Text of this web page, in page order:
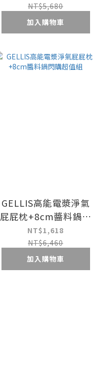
NT$5,680
加入購物車
GELLIS高能電漿淨氣
屁屁枕+8cm醬料鍋閃
購超值組
NT$1,618
NT$6,460
加入購物車